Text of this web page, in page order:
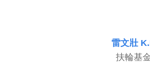
雷文壯
扶輪基